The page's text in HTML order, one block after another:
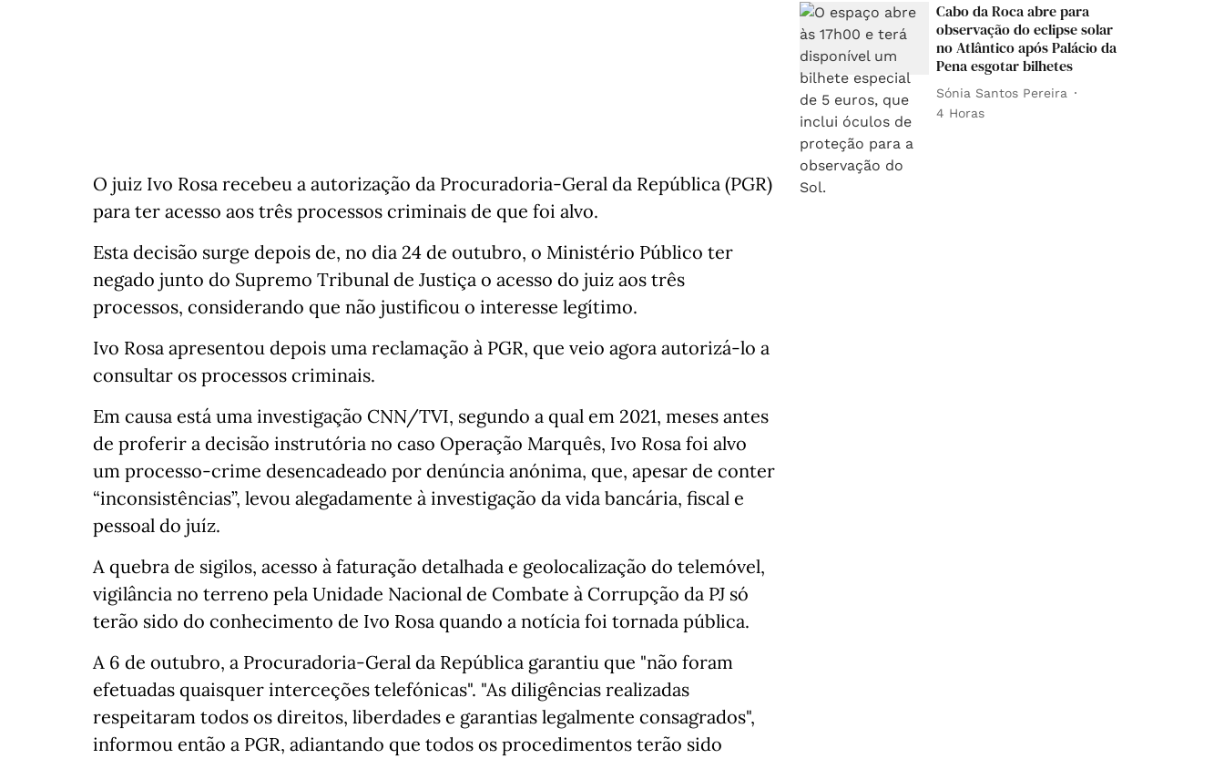
O juiz Ivo Rosa recebeu a autorização da Procuradoria-Geral da República (PGR)
para ter acesso aos três processos criminais de que foi alvo.
Esta decisão surge depois de, no dia 24 de outubro, o Ministério Público ter
negado junto do Supremo Tribunal de Justiça o acesso do juiz aos três
processos, considerando que não justificou o interesse legítimo.
Ivo Rosa apresentou depois uma reclamação à PGR, que veio agora autorizá-lo a
consultar os processos criminais.
Em causa está uma investigação CNN/TVI, segundo a qual em 2021, meses antes
de proferir a decisão instrutória no caso Operação Marquês, Ivo Rosa foi alvo
um processo-crime desencadeado por denúncia anónima, que, apesar de conter
“inconsistências”, levou alegadamente à investigação da vida bancária, fiscal e
pessoal do juíz.
A quebra de sigilos, acesso à faturação detalhada e geolocalização do telemóvel,
vigilância no terreno pela Unidade Nacional de Combate à Corrupção da PJ só
terão sido do conhecimento de Ivo Rosa quando a notícia foi tornada pública.
A 6 de outubro, a Procuradoria-Geral da República garantiu que "não foram
efetuadas quaisquer interceções telefónicas". "As diligências realizadas
respeitaram todos os direitos, liberdades e garantias legalmente consagrados",
informou então a PGR, adiantando que todos os procedimentos terão sido
Cabo da Roca abre para
observação do eclipse solar
no Atlântico após Palácio da
Pena esgotar bilhetes
Sónia Santos Pereira
4 Horas